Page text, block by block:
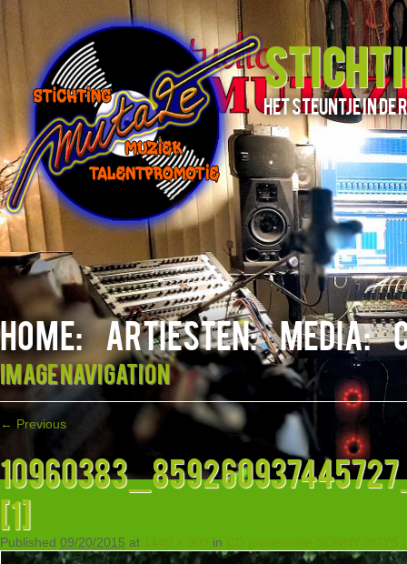
het steuntje in
HOME: ARTIESTEN: MEDIA:
Image navigation
← Previous
[1]
Published 09/20/2015 at 1440 × 900 in CD presentatie SONNY BOYS